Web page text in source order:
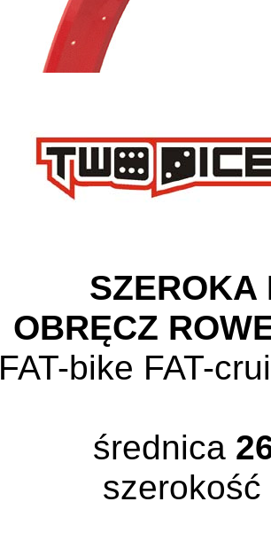
SZEROKA
OBRĘCZ
FAT-bike FAT-
średnica
szerokość